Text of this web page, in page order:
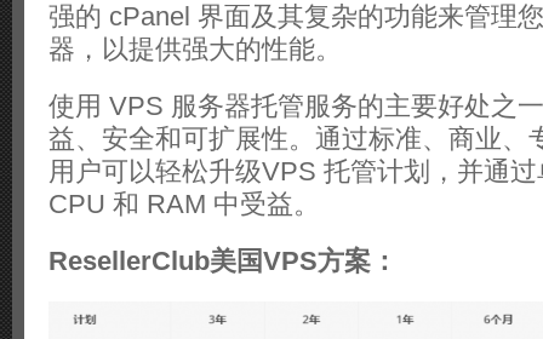
强的 cPanel 界面及其复杂的功能来管理
器，以提供强大的性能。
使用 VPS 服务器托管服务的主要好处之
益、安全和可扩展性。通过标准、商业、
用户可以轻松升级VPS 托管计划，并通
CPU 和 RAM 中受益。
ResellerClub美国VPS方案：